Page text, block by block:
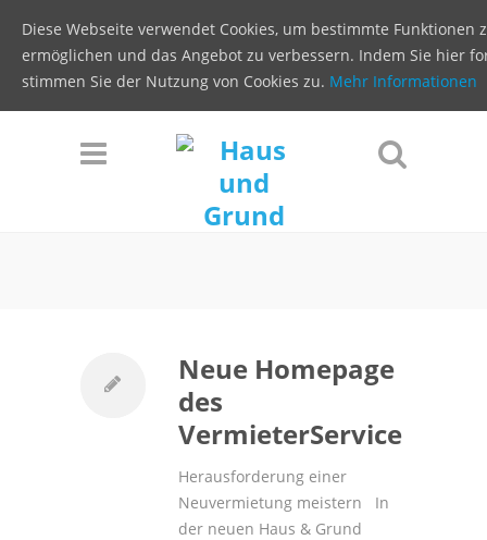
Neue Homepage
des
VermieterService
Herausforderung einer
Neuvermietung meistern In
der neuen Haus & Grund
Diese Webseite verwendet Cookies, um bestimmte Funktionen
ermöglichen und das Angebot zu verbessern. Indem Sie hier
stimmen Sie der Nutzung von Cookies zu. Mehr Informationen